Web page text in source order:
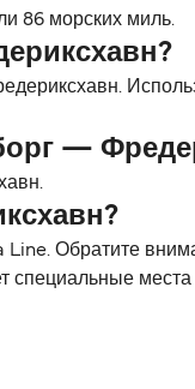
86 морских миль.
—
Обратите
специальные